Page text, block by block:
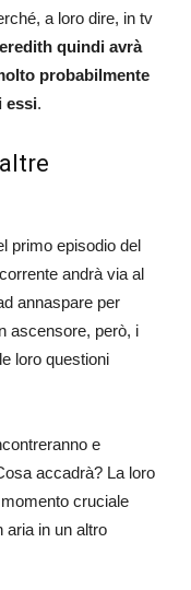
a loro dire, in tv
quindi avrà
probabilmente
essi.
primo episodio del
andrà via al
annaspare per
ascensore, però, i
loro questioni
e
accadrà? La loro
cruciale
aria in un altro